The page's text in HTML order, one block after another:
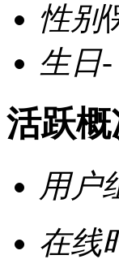
性别
生日-
活跃概
用户
在线